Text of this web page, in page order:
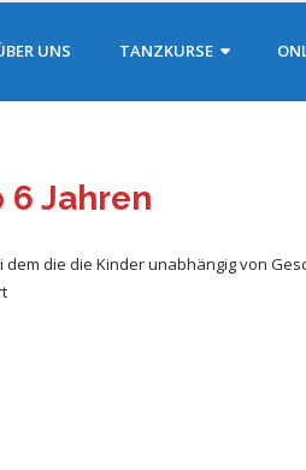
UNS TANZKURSE
6 Jahren
die die Kinder unabhängig von